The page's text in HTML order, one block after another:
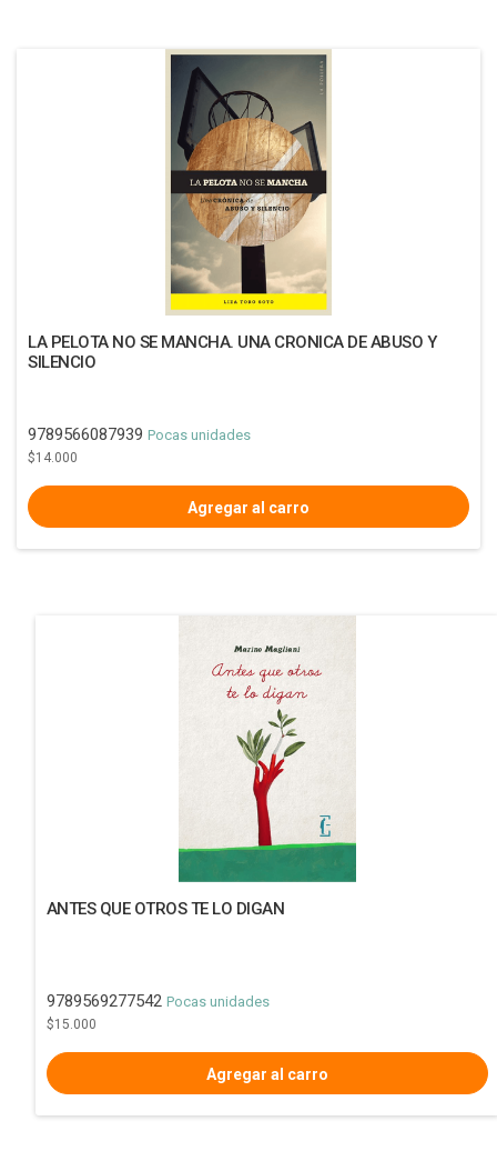
LA PELOTA NO SE MANCHA. UNA CRONICA DE ABUSO Y
SILENCIO
9789566087939 Pocas unidades
$14.000
ANTES QUE OTROS TE LO DIGAN
9789569277542 Pocas unidades
$15.000